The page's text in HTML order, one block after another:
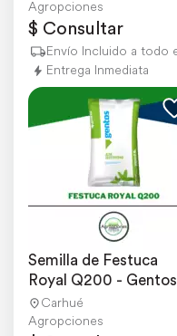
Agropciones
$ Consultar
Entrega Inmediata
Semilla de Festuca
Royal Q200 - Gentos
Carhué
Agropciones